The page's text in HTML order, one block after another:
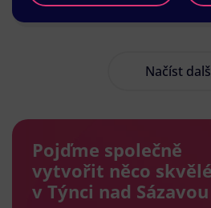
Načíst
Pojďme společně
vytvořit něco
v Týnci nad Sázavou